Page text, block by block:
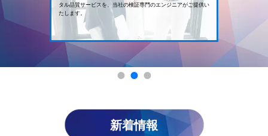
タル品質サービスを、当社の検証専門のエンジニアがご提供い
たします。
新着情報